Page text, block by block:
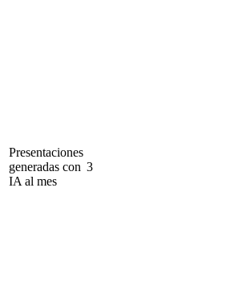
Presentaciones
generadas con
IA al mes
3